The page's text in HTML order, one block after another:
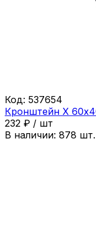
Код: 537654
Кронштейн Х
232 ₽ / шт
В наличии: 878 шт.